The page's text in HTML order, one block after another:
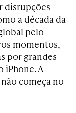
disrupções
a década da
pelo
momentos,
por grandes
iPhone. A
começa no